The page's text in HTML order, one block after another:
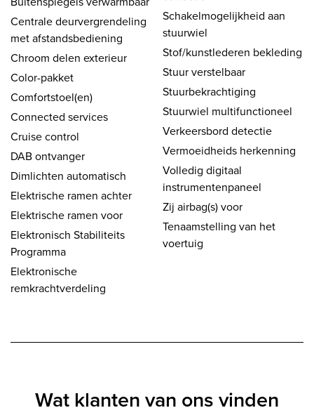
Centrale deurvergrendeling
met afstandsbediening
Chroom delen exterieur
Color-pakket
Comfortstoel(en)
Connected services
Cruise control
DAB ontvanger
Dimlichten automatisch
Elektrische ramen achter
Elektrische ramen voor
Elektronisch Stabiliteits
Programma
Elektronische
remkrachtverdeling
Schakelmogelijkheid aan
stuurwiel
Stof/kunstlederen bekleding
Stuur verstelbaar
Stuurbekrachtiging
Stuurwiel multifunctioneel
Verkeersbord detectie
Vermoeidheids herkenning
Volledig digitaal
instrumentenpaneel
Zij airbag(s) voor
Tenaamstelling van het
voertuig
Wat klanten van ons vinden